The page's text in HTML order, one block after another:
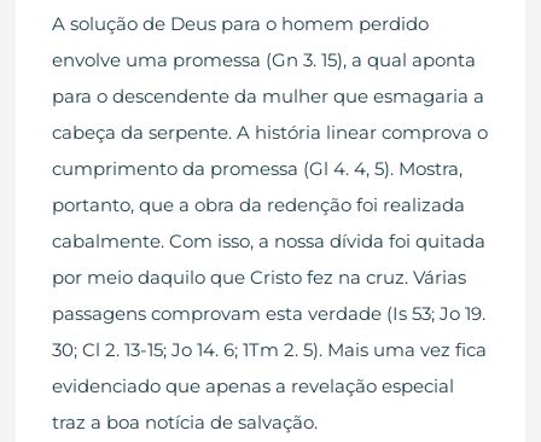
A solução de Deus para o homem perdido
envolve uma promessa (Gn 3. 15), a qual aponta
para o descendente da mulher que esmagaria a
cabeça da serpente. A história linear comprova o
cumprimento da promessa (Gl 4. 4, 5). Mostra,
portanto, que a obra da redenção foi realizada
cabalmente. Com isso, a nossa dívida foi quitada
por meio daquilo que Cristo fez na cruz. Várias
passagens comprovam esta verdade (Is 53; Jo 19.
30; Cl 2. 13-15; Jo 14. 6; 1Tm 2. 5). Mais uma vez fica
evidenciado que apenas a revelação especial
traz a boa notícia de salvação.